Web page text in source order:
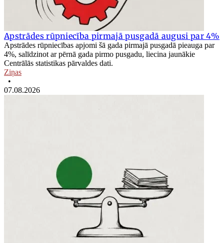
Apstrādes rūpniecība pirmajā pusgadā augusi par 4%
Apstrādes rūpniecības apjomi šā gada pirmajā pusgadā pieauga par
4%, salīdzinot ar pērnā gada pirmo pusgadu, liecina jaunākie
Centrālās statistikas pārvaldes dati.
Ziņas
•
07.08.2026